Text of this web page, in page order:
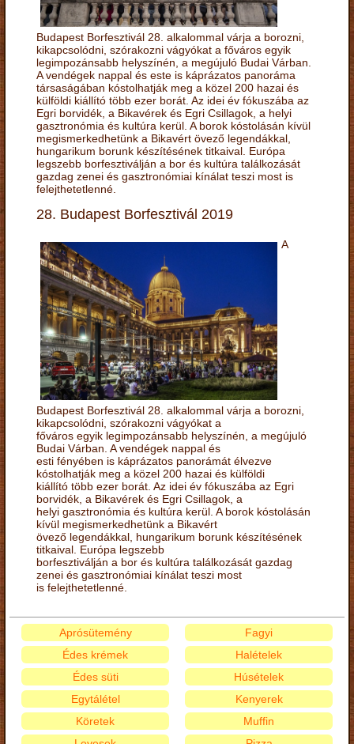
Budapest Borfesztivál 28. alkalommal várja a borozni,
kikapcsolódni, szórakozni vágyókat a főváros egyik
legimpozánsabb helyszínén, a megújuló Budai Várban.
A vendégek nappal és este is káprázatos panoráma
társaságában kóstolhatják meg a közel 200 hazai és
külföldi kiállító több ezer borát. Az idei év fókuszába az
Egri borvidék, a Bikavérek és Egri Csillagok, a helyi
gasztronómia és kultúra kerül. A borok kóstolásán kívül
megismerkedhetünk a Bikavért övező legendákkal,
hungarikum borunk készítésének titkaival. Európa
legszebb borfesztiválján a bor és kultúra találkozását
gazdag zenei és gasztronómiai kínálat teszi most is
felejthetetlenné.
28. Budapest Borfesztivál 2019
A
Budapest Borfesztivál 28. alkalommal várja a borozni,
kikapcsolódni, szórakozni vágyókat a
főváros egyik legimpozánsabb helyszínén, a megújuló
Budai Várban. A vendégek nappal és
esti fényében is káprázatos panorámát élvezve
kóstolhatják meg a közel 200 hazai és külföldi
kiállító több ezer borát. Az idei év fókuszába az Egri
borvidék, a Bikavérek és Egri Csillagok, a
helyi gasztronómia és kultúra kerül. A borok kóstolásán
kívül megismerkedhetünk a Bikavért
övező legendákkal, hungarikum borunk készítésének
titkaival. Európa legszebb
borfesztiválján a bor és kultúra találkozását gazdag
zenei és gasztronómiai kínálat teszi most
is felejthetetlenné.
Aprósütemény
Édes krémek
Édes süti
Egytálétel
Fagyi
Halételek
Húsételek
Kenyerek
Köretek
Muffin